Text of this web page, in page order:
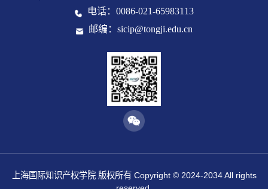
电话：0086-021-65983113
邮编：sicip@tongji.edu.cn
上海国际知识产权学院 版权所有 Copyright © 2024-2034 All rights